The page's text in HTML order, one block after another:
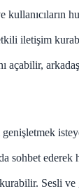
iletişim
genişletmek
sohbet
Sesli